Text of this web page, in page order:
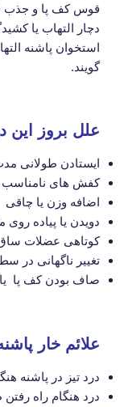
قوس کف پا و جذب
دچار التهاب یا
استخوان پاشنه
گویند.
علل بروز این
ایستادن
کفش های نامناسب
اضافه وزن یا چاقی
دویدن یا پیاده
کوتاهی عضلات ساق
تغییر ناگهانی در
صاف بودن کف پا
علائم خار
درد تیز در پاشنه
درد هنگام راه رفتن